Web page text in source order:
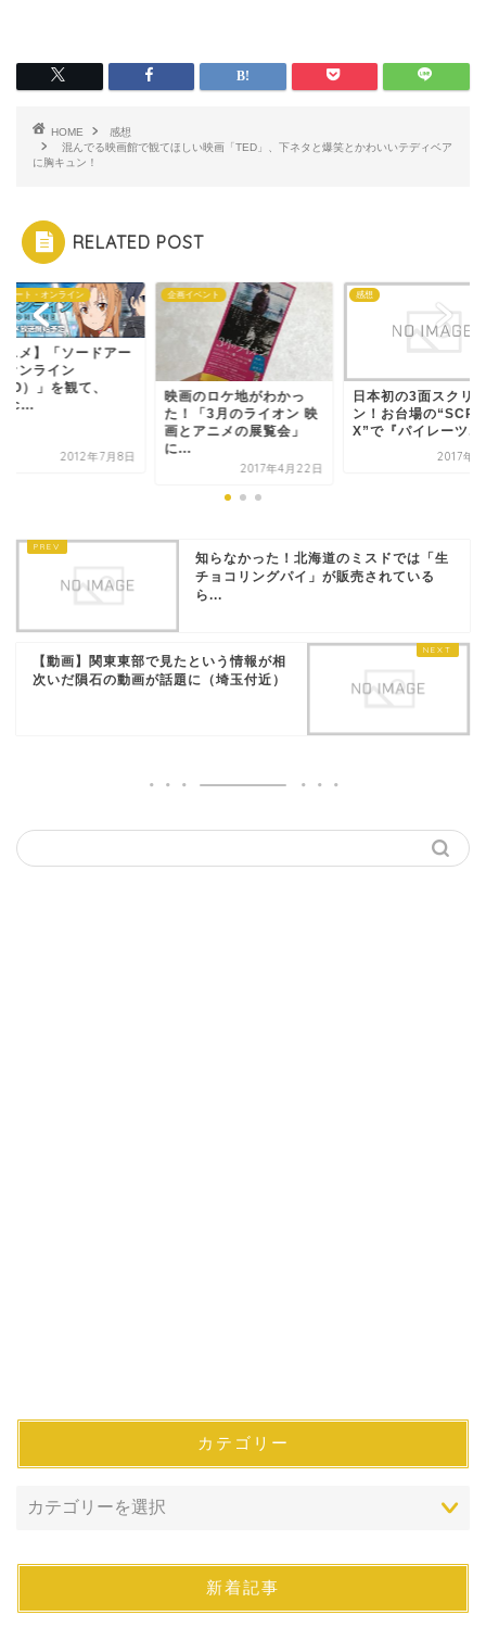
HOME
感想
混んでる映画館で観てほしい映画「TED」、下ネタと爆笑とかわいいテディベア
に胸キュン！
RELATED POST
アート・オンライン
ニメ】「ソードアー
オンライン
）」を観て、
2012年7月8日
企画イベント
映画のロケ地がわかっ
た！「3月のライオン 映
画とアニメの展覧会」
に...
2017年4月22日
感想
日本初の3面スクリ
ン！お台場の
X”で『パイレーツ...
2017年7
知らなかった！北海道のミスドでは「生
チョコリングパイ」が販売されている
ら...
【動画】関東東部で見たという情報が相
次いだ隕石の動画が話題に（埼玉付近）
カテゴリー
新着記事